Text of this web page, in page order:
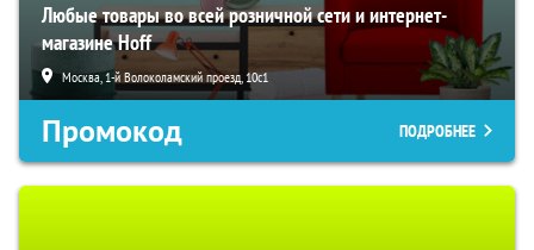
Любые товары во всей розничной сети и интернет-
магазине Hoff
Москва, 1-й Волоколамский проезд, 10с1
Промокод ПОДРОБНЕЕ